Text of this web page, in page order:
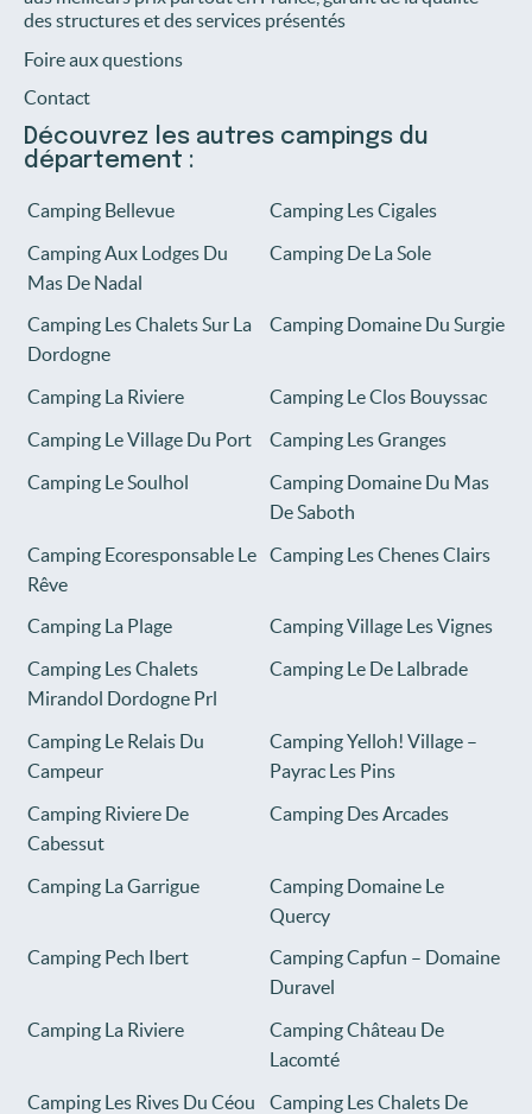
des structures et des services présentés
Foire aux questions
Contact
Découvrez les autres campings du
département :
Camping Bellevue
Camping Les Cigales
Camping Aux Lodges Du
Mas De Nadal
Camping De La Sole
Camping Les Chalets Sur La
Dordogne
Camping Domaine Du Surgie
Camping La Riviere
Camping Le Clos Bouyssac
Camping Le Village Du Port
Camping Les Granges
Camping Le Soulhol
Camping Domaine Du Mas
De Saboth
Camping Ecoresponsable Le
Rêve
Camping Les Chenes Clairs
Camping La Plage
Camping Village Les Vignes
Camping Les Chalets
Mirandol Dordogne Prl
Camping Le De Lalbrade
Camping Le Relais Du
Campeur
Camping Yelloh! Village –
Payrac Les Pins
Camping Riviere De
Cabessut
Camping Des Arcades
Camping La Garrigue
Camping Domaine Le
Quercy
Camping Pech Ibert
Camping Capfun – Domaine
Duravel
Camping La Riviere
Camping Château De
Lacomté
Camping Les Rives Du Céou
Camping Les Chalets De